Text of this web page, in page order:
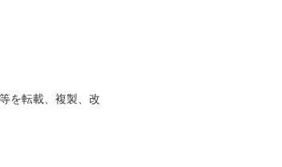
を転載、複製、改